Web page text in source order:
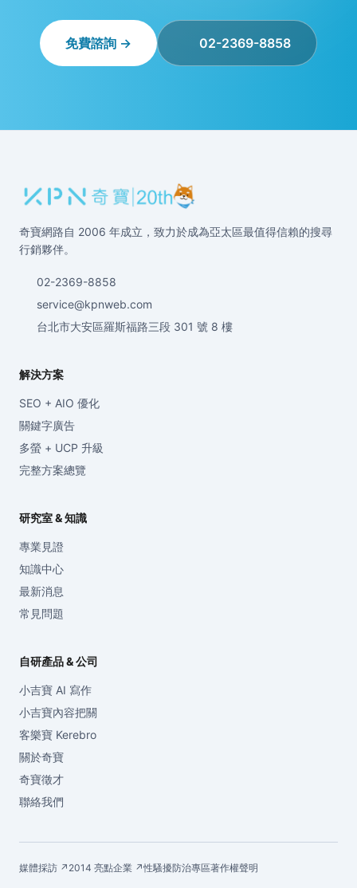
免費諮詢 → 02-2369-8858
奇寶網路自 2006 年成立，致力於成為亞太區最值得信賴的搜尋
行銷夥伴。
02-2369-8858
service@kpnweb.com
台北市大安區羅斯福路三段 301 號 8 樓
解決方案
SEO + AIO 優化
關鍵字廣告
多螢 + UCP 升級
完整方案總覽
研究室 & 知識
專業見證
知識中心
最新消息
常見問題
自研產品 & 公司
小吉寶 AI 寫作
小吉寶內容把關
客樂寶 Kerebro
關於奇寶
奇寶徵才
聯絡我們
媒體採訪 ↗ 2014 亮點企業 ↗性騷擾防治專區著作權聲明